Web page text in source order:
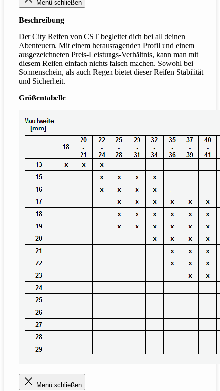
Menü schließen
Beschreibung
Der City Reifen von CST begleitet dich bei all deinen
Abenteuern. Mit einem herausragenden Profil und einem
ausgezeichneten Preis-Leistungs-Verhältnis, kann man mit
diesem Reifen einfach nichts falsch machen. Sowohl bei
Sonnenschein, als auch Regen bietet dieser Reifen Stabilität
und Sicherheit.
Größentabelle
Menü schließen